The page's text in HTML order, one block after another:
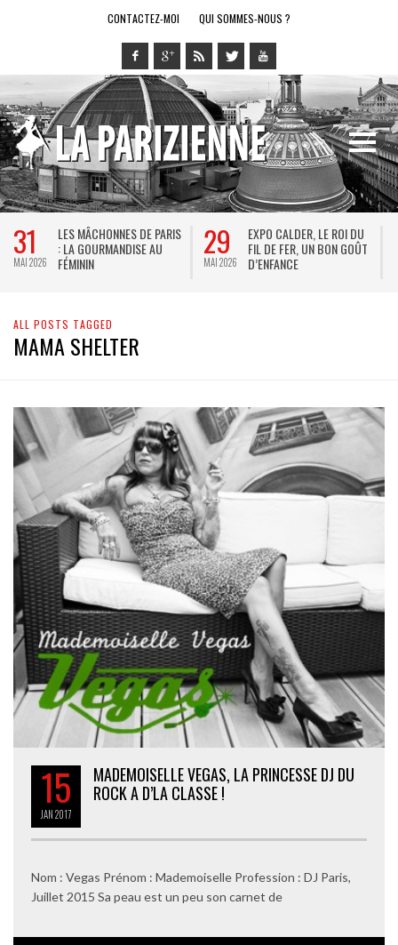
CONTACTEZ-MOI QUI SOMMES-NOUS ?
31
MAI 2026
LES MÂCHONNES DE PARIS
: LA GOURMANDISE AU
FÉMININ
29
MAI 2026
EXPO CALDER, LE ROI DU
FIL DE FER, UN BON GOÛT
D’ENFANCE
ALL POSTS TAGGED
MAMA SHELTER
15
JAN2017
MADEMOISELLE VEGAS, LA PRINCESSE DJ DU
ROCK A D’LA CLASSE !
Nom : Vegas Prénom : Mademoiselle Profession : DJ Paris,
Juillet 2015 Sa peau est un peu son carnet de